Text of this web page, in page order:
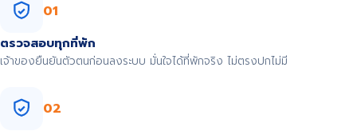
01
ตรวจสอบทุกที่พัก
เจ้าของยืนยันตัวตนก่อนลงระบบ มั่นใจได้ที่พักจริง ไม่ตรงปกไม่มี
02